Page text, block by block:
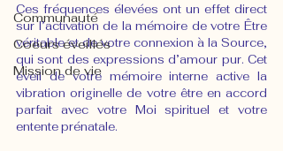
Communauté
Coeurs éveillés
Mission de vie
Ces fréquences élevées ont un effet direct
sur l’activation de la mémoire de votre Être
véritable et de votre connexion à la Source,
qui sont des expressions d’amour pur. Cet
éveil de votre mémoire interne active la
vibration originelle de votre être en accord
parfait avec votre Moi spirituel et votre
entente prénatale.